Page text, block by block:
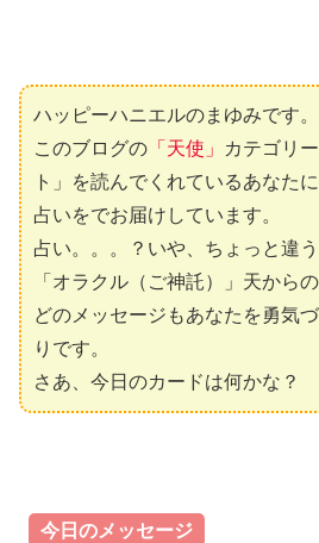
ハッピーハニエルのまゆみです。
このブログの 「天使」
カテゴリ
ト」を読んでくれているあなた
占いをでお届けしています。
占い。。。？いや、ちょっと違
「オラクル（ご神託）」天から
どのメッセージもあなたを勇気
りです。
さあ、今日のカードは何かな？
今日のメッセージ